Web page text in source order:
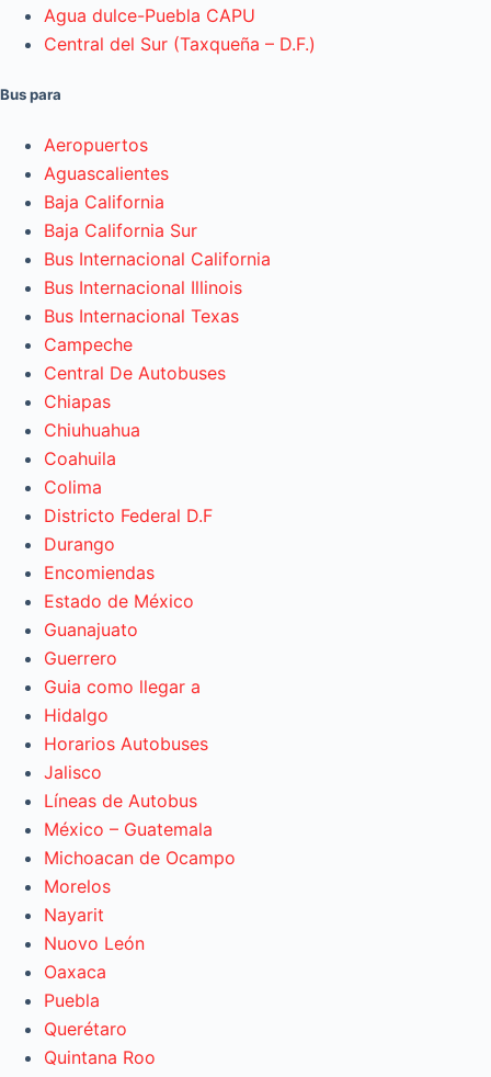
Agua dulce-Puebla CAPU
Central del Sur (Taxqueña – D.F.)
Bus para
Aeropuertos
Aguascalientes
Baja California
Baja California Sur
Bus Internacional California
Bus Internacional Illinois
Bus Internacional Texas
Campeche
Central De Autobuses
Chiapas
Chiuhuahua
Coahuila
Colima
Districto Federal D.F
Durango
Encomiendas
Estado de México
Guanajuato
Guerrero
Guia como llegar a
Hidalgo
Horarios Autobuses
Jalisco
Líneas de Autobus
México – Guatemala
Michoacan de Ocampo
Morelos
Nayarit
Nuovo León
Oaxaca
Puebla
Querétaro
Quintana Roo